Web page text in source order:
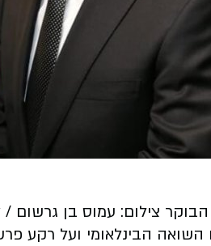
הבוקר צילום: עמוס בן גרשום
השואה הבינלאומי ועל רקע